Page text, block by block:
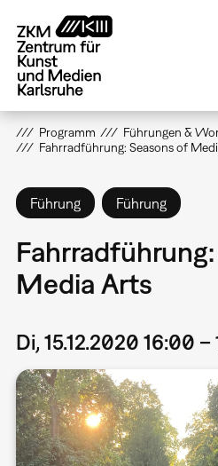
zum
Inhalt
Programm
Führungen &
Fahrradführung: Seasons of
Führung Führung
Media Arts
Di, 15.12.2020 16:00